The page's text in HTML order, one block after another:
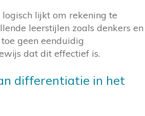
lijkt om rekening te
leerstijlen zoals denkers en
geen eenduidig
dat dit effectief is.
differentiatie in het